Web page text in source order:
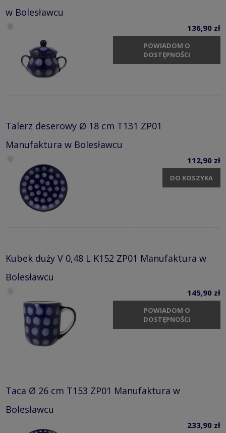
w Bolesławcu
136,90 zł
POWIADOM O
DOSTĘPNOŚCI
Talerz deserowy Ø 18 cm T131 ZP01
Manufaktura w Bolesławcu
112,90 zł
DO KOSZYKA
Kubek duży V 0,48 L K152 ZP01 Manufaktura w
Bolesławcu
145,90 zł
POWIADOM O
DOSTĘPNOŚCI
Taca Ø 26 cm T153 ZP01 Manufaktura w
Bolesławcu
233,90 zł